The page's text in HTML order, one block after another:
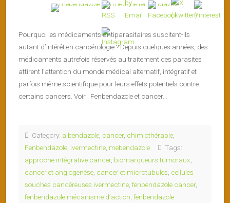
Pourquoi les médicaments antiparasitaires suscitent-ils
autant d’intérêt en cancérologie ? Depuis quelques années, des
médicaments autrefois réservés au traitement des parasites
attirent l’attention du monde médical alternatif, intégratif et
parfois même scientifique pour leurs effets potentiels contre
certains cancers. Voir : Fenbendazole et cancer…
Category: albendazole cancer, chimiothérapie
Fenbendazole ivermectine mebendazole
Tags:
approche intégrative cancer, biomarqueurs tumoraux
cancer et angiogenèse cancer et microtubules cellules
souches cancéreuses ivermectine fenbendazole cancer,
fenbendazole mécanisme d’action fenbendazole